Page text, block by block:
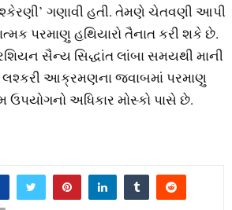
ગણાવી હતી. તેમણે ચેતવણી આપી
પરમાણુ હથિયારો તૈનાત કરી શકે છે.
સૈન્ય સિદ્ધાંત લાંબા સમયથી માની
લશ્કરી આક્રમણના જવાબમાં પરમાણુ
ઉપયોગનો અધિકાર મોસ્કો પાસે છે.